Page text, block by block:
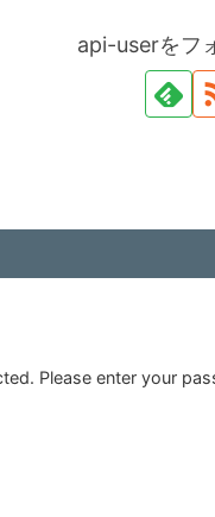
api-userをフ
Please enter your